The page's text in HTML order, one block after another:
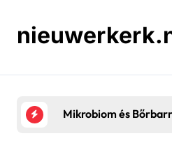
content
Mikrobiom és